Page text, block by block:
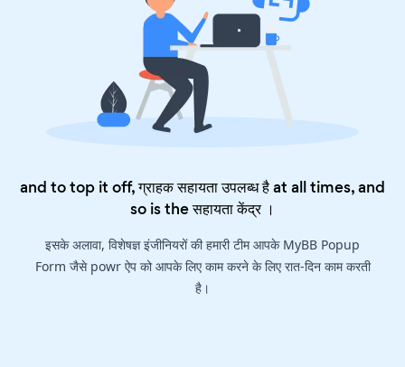
and to top it off, ग्राहक सहायता उपलब्ध है at all times, and
so is theसहायता केंद्र।
इसके अलावा, विशेषज्ञ इंजीनियरों की हमारी टीम आपके MyBB Popup
Form जैसे powr ऐप को आपके लिए काम करने के लिए रात-दिन काम करती
है।